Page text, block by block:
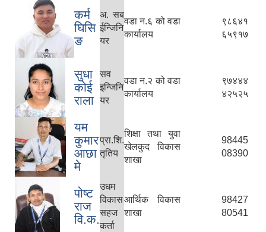
कर्म
घिसि
ङ
अ. सब
ईन्जिनि
यर
वडा न.६ को वडा
कार्यालय
९८६४१
६५९१७
सुधा
कोई
राला
सव
इन्जिनि
यर
वडा न.२ को वडा
कार्यालय
९७४४४
४२५२५
यम
कुमार
आछा
मे
प्रा.शि.
तृतिय
शिक्षा तथा युवा
खेलकुद विकास
शाखा
98445
08390
पोष्ट
राज
वि.क.
उधम
विकास
सहज
कर्ता
आर्थिक विकास
शाखा
98427
80541